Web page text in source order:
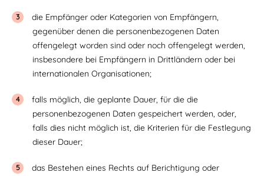
die Empfänger oder Kategorien von Empfängern,
gegenüber denen die personenbezogenen Daten
offengelegt worden sind oder noch offengelegt werden,
insbesondere bei Empfängern in Drittländern oder bei
internationalen Organisationen;
falls möglich, die geplante Dauer, für die die
personenbezogenen Daten gespeichert werden, oder,
falls dies nicht möglich ist, die Kriterien für die Festlegung
dieser Dauer;
das Bestehen eines Rechts auf Berichtigung oder